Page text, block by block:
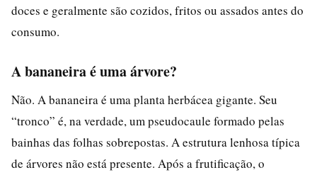
doces e geralmente são cozidos, fritos ou assados antes do
consumo.
A bananeira é uma árvore?
Não. A bananeira é uma planta herbácea gigante. Seu
“tronco” é, na verdade, um pseudocaule formado pelas
bainhas das folhas sobrepostas. A estrutura lenhosa típica
de árvores não está presente. Após a frutificação, o